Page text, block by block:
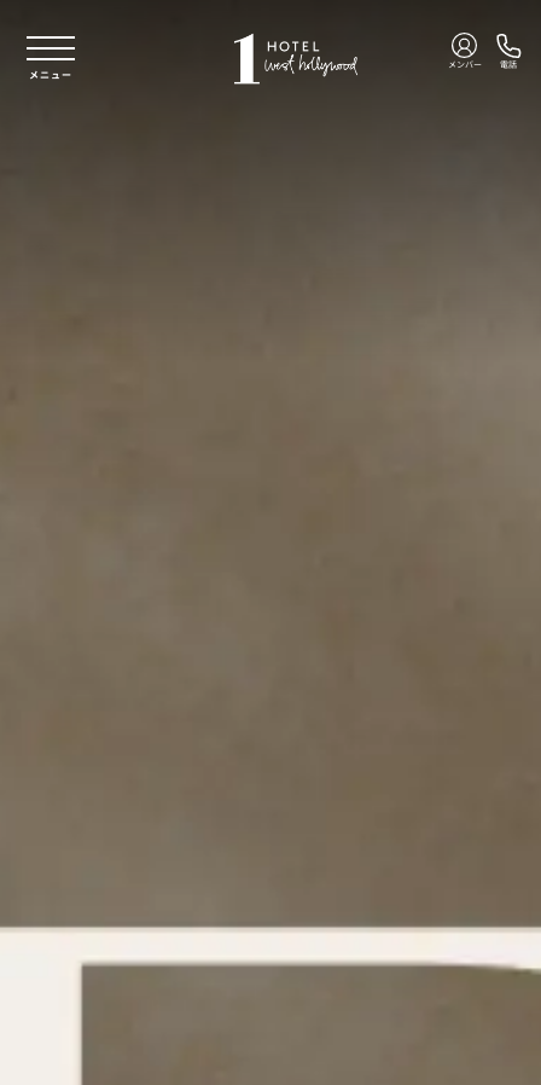
メニュー
メンバー 電話